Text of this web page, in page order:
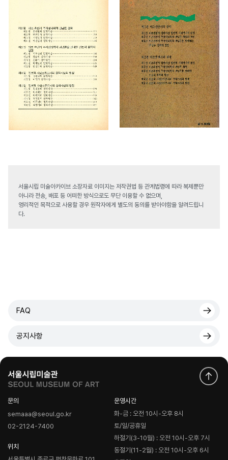
서울시립 미술아카이브 소장자료 이미지는 저작권법 등 관계법령에 따라 복제뿐만
아니라 전송, 배포 등 어떠한 방식으로도 무단 이용할 수 없으며,
영리적인 목적으로 사용할 경우 원작자에게 별도의 동의를 받아야함을 알려드립니
다.
FAQ
공지사항
문의
semaaa@seoul.go.kr
02-2124-7400
위치
운영시간
화-금 : 오전 10시-오후 8시
토/일/공휴일
하절기(3-10월) : 오전 10시-오후 7시
동절기(11-2월) : 오전 10시-오후 6시